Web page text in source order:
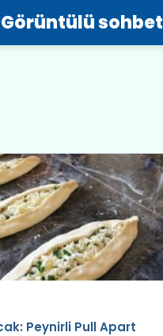
sohbet
Peynirli Pull Apart